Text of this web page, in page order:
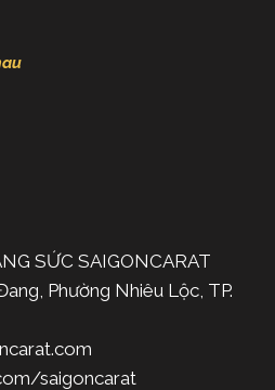
SỨC SAIGONCARAT
Phường Nhiêu Lộc, TP.
saigoncarat